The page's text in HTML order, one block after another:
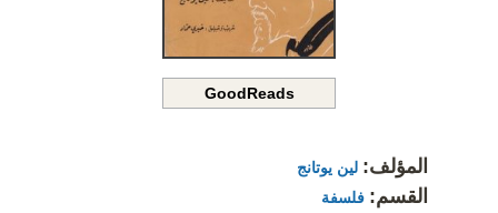
GoodReads
المؤلف: لين يوتانج
القسم: فلسفة